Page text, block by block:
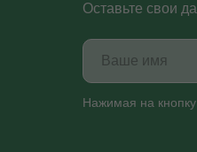
Оставьте свои
Нажимая на кнопку